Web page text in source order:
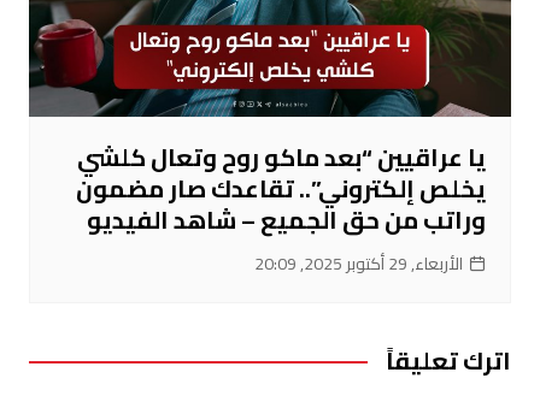
يا عراقيين “بعد ماكو روح وتعال كلشي
يخلص إلكتروني”.. تقاعدك صار مضمون
وراتب من حق الجميع – شاهد الفيديو
الأربعاء, 29 أكتوبر 2025, 20:09
اترك تعليقاً